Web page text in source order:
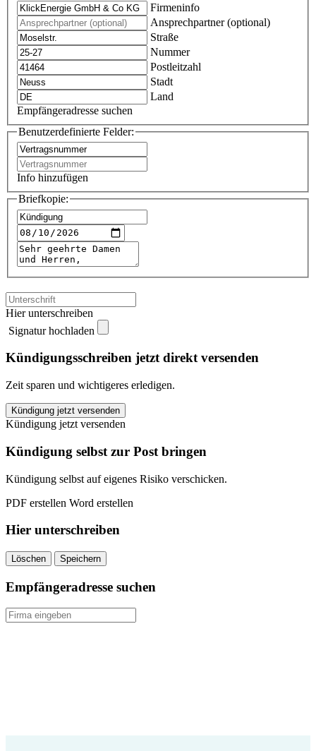
Firmeninfo
Ansprechpartner (optional)
Straße
Nummer
Postleitzahl
Stadt
Land
Empfängeradresse suchen
Benutzerdefinierte Felder:
Info hinzufügen
Briefkopie:
Hier unterschreiben
Signatur hochladen
Kündigungsschreiben jetzt direkt versenden
Zeit sparen und wichtigeres erledigen.
KlickEnergie
kündigen
quantity
Kündigung jetzt versenden
Kündigung jetzt versenden
Kündigung selbst zur Post bringen
Kündigung selbst auf eigenes Risiko verschicken.
PDF erstellen Word erstellen
Hier unterschreiben
Löschen Speichern
Empfängeradresse suchen